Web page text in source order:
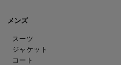
メンズ
スーツ
ジャケット
コート